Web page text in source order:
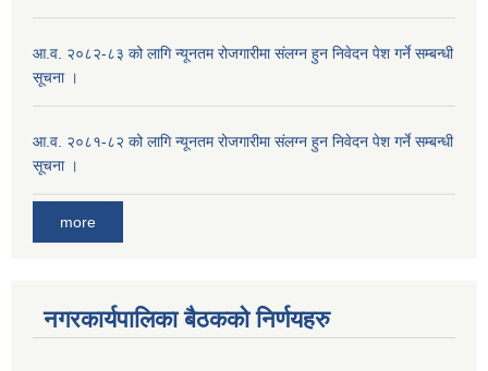
आ.व. २०८२-८३ को लागि न्यूनतम रोजगारीमा संलग्न हुन निवेदन पेश गर्ने सम्बन्धी
सूचना ।
आ.व. २०८१-८२ को लागि न्यूनतम रोजगारीमा संलग्न हुन निवेदन पेश गर्ने सम्बन्धी
सूचना ।
more
नगरकार्यपालिका बैठकको निर्णयहरु